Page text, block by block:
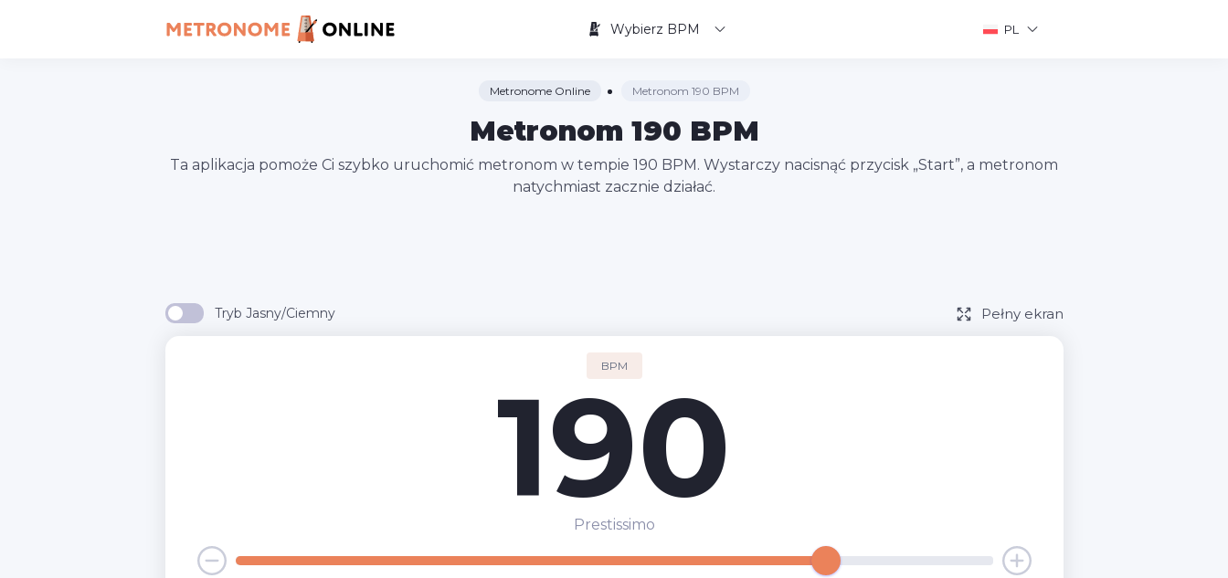
Wybierz BPM PL
Metronome Online Metronom 190 BPM
Metronom 190 BPM
Ta aplikacja pomoże Ci szybko uruchomić metronom w tempie 190 BPM. Wystarczy nacisnąć przycisk „Start”, a metronom
natychmiast zacznie działać.
Tryb Jasny/Ciemny Pełny ekran
BPM
190
Prestissimo